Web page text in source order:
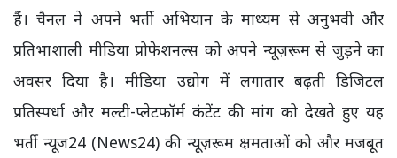
हैं। चैनल ने अपने भर्ती अभियान के माध्यम से अनुभवी और
प्रतिभाशाली मीडिया प्रोफेशनल्स को अपने न्यूज़रूम से जुड़ने का
अवसर दिया है। मीडिया उद्योग में लगातार बढ़ती डिजिटल
प्रतिस्पर्धा और मल्टी-प्लेटफॉर्म कंटेंट की मांग को देखते हुए यह
भर्ती न्यूज24 (News24) की न्यूज़रूम क्षमताओं को और मजबूत